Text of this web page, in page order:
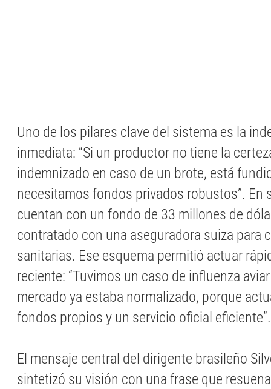
Uno de los pilares clave del sistema es la
inmediata: “Si un productor no tiene la
indemnizado en caso de un brote, está
necesitamos fondos privados robustos”. En
cuentan con un fondo de 33 millones de
contratado con una aseguradora suiza para
sanitarias. Ese esquema permitió actuar
reciente: “Tuvimos un caso de influenza
mercado ya estaba normalizado, porque
fondos propios y un servicio oficial eficiente”.
El mensaje central del dirigente brasileño
sintetizó su visión con una frase que